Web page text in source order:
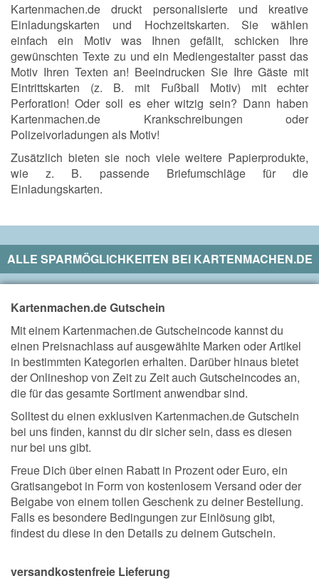
Kartenmachen.de druckt personalisierte und kreative
Einladungskarten und Hochzeitskarten. Sie wählen
einfach ein Motiv was Ihnen gefällt, schicken Ihre
gewünschten Texte zu und ein Mediengestalter passt das
Motiv Ihren Texten an! Beeindrucken Sie Ihre Gäste mit
Eintrittskarten (z. B. mit Fußball Motiv) mit echter
Perforation! Oder soll es eher witzig sein? Dann haben
Kartenmachen.de Krankschreibungen oder
Polizeivorladungen als Motiv!
Zusätzlich bieten sie noch viele weitere Papierprodukte,
wie z. B. passende Briefumschläge für die
Einladungskarten.
ALLE SPARMÖGLICHKEITEN BEI KARTENMACHEN.DE
Kartenmachen.de Gutschein
Mit einem Kartenmachen.de Gutscheincode kannst du
einen Preisnachlass auf ausgewählte Marken oder Artikel
in bestimmten Kategorien erhalten. Darüber hinaus bietet
der Onlineshop von Zeit zu Zeit auch Gutscheincodes an,
die für das gesamte Sortiment anwendbar sind.
Solltest du einen exklusiven Kartenmachen.de Gutschein
bei uns finden, kannst du dir sicher sein, dass es diesen
nur bei uns gibt.
Freue Dich über einen Rabatt in Prozent oder Euro, ein
Gratisangebot in Form von kostenlosem Versand oder der
Beigabe von einem tollen Geschenk zu deiner Bestellung.
Falls es besondere Bedingungen zur Einlösung gibt,
findest du diese in den Details zu deinem Gutschein.
versandkostenfreie Lieferung